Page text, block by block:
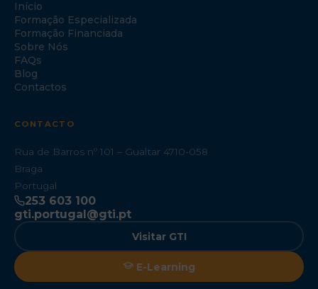
Início
Formação Especializada
Formação Financiada
Sobre Nós
FAQs
Blog
Contactos
CONTACTO
Rua de Barros nº 101 – Gualtar 4710-058
Braga
Portugal
253 603 100
gti.portugal@gti.pt
Visitar GTI
E-Learning